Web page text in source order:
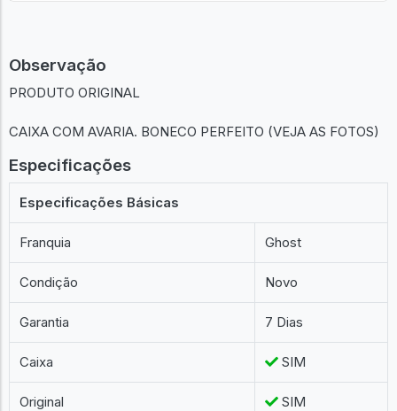
Observação
PRODUTO ORIGINAL
CAIXA COM AVARIA. BONECO PERFEITO (VEJA AS FOTOS)
Especificações
Especificações Básicas
Franquia Ghost
Condição Novo
Garantia 7 Dias
Caixa SIM
Original SIM